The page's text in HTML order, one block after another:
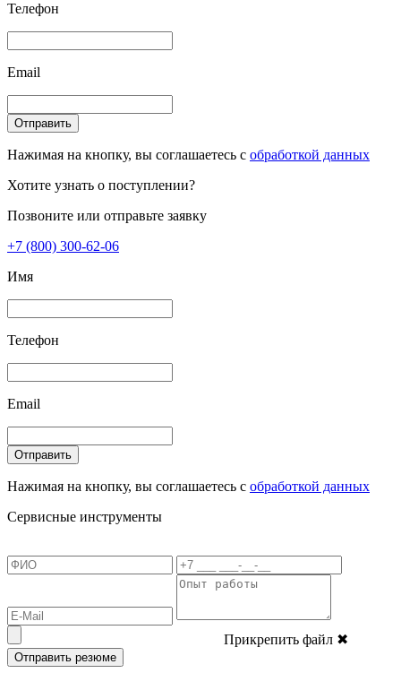
Телефон
Email
Отправить
Нажимая на кнопку, вы соглашаетесь с обработкой данных
Хотите узнать о поступлении?
Позвоните или отправьте заявку
+7 (800) 300-62-06
Имя
Телефон
Email
Отправить
Нажимая на кнопку, вы соглашаетесь с обработкой данных
Сервисные инструменты
Прикрепить файл ✖
Отправить резюме